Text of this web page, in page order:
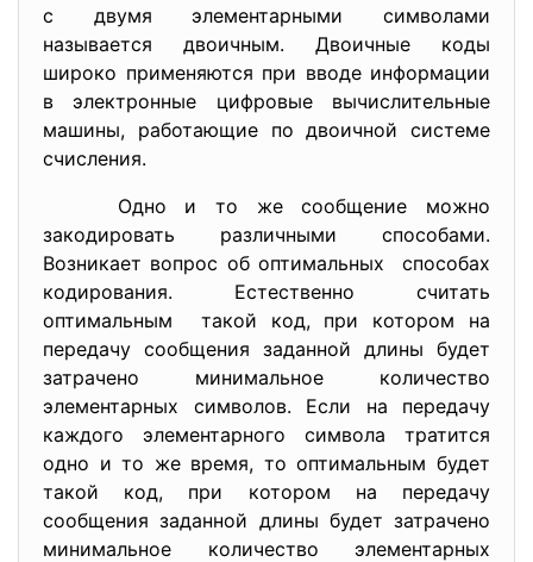
с двумя элементарными символами
называется двоичным. Двоичные коды
широко применяются при вводе информации
в электронные цифровые вычислительные
машины, работающие по двоичной системе
счисления.
Одно и то же сообщение можно
закодировать различными способами.
Возникает вопрос об оптимальных способах
кодирования. Естественно считать
оптимальным такой код, при котором на
передачу сообщения заданной длины будет
затрачено минимальное количество
элементарных символов. Если на передачу
каждого элементарного символа тратится
одно и то же время, то оптимальным будет
такой код, при котором на передачу
сообщения заданной длины будет затрачено
минимальное количество элементарных